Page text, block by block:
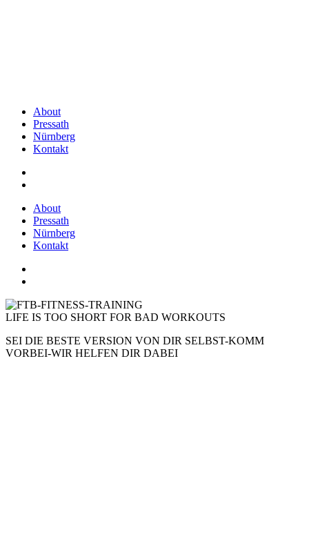
About
Pressath
Nürnberg
Kontakt
About
Pressath
Nürnberg
Kontakt
LIFE IS TOO SHORT FOR BAD WORKOUTS
SEI DIE BESTE VERSION VON DIR SELBST-KOMM
VORBEI-WIR HELFEN DIR DABEI